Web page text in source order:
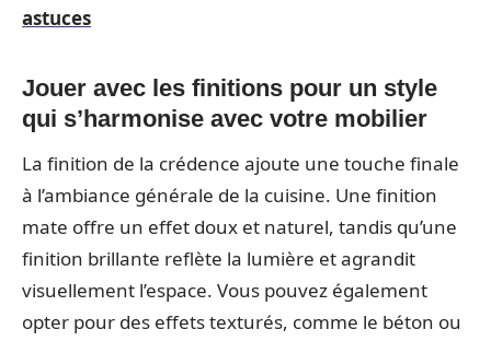
astuces
Jouer avec les finitions pour un style
qui s’harmonise avec votre mobilier
La finition de la crédence ajoute une touche finale
à l’ambiance générale de la cuisine. Une finition
mate offre un effet doux et naturel, tandis qu’une
finition brillante reflète la lumière et agrandit
visuellement l’espace. Vous pouvez également
opter pour des effets texturés, comme le béton ou